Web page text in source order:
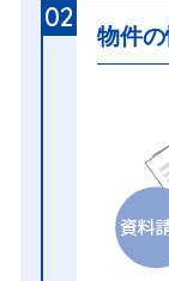
02
物件